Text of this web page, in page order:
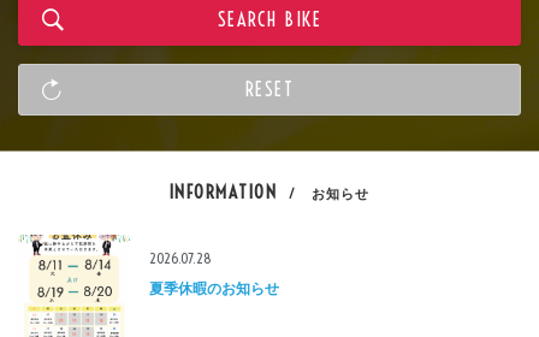
INFORMATION / お知らせ
2026.07.28
夏季休暇のお知らせ